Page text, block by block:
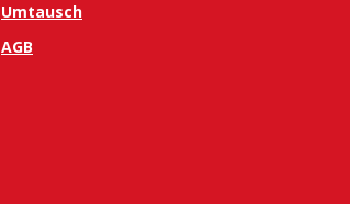
Umtausch
AGB